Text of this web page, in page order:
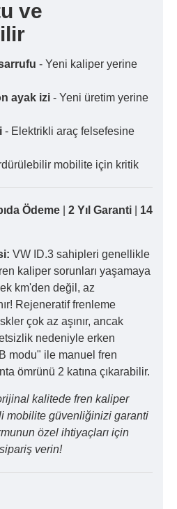
ve
- Yeni kaliper yerine
ayak izi - Yeni üretim yerine
- Elektrikli araç felsefesine
mobilite için kritik
Ödeme 2 Yıl Garanti
14
VW ID.3 sahipleri genellikle
kaliper sorunları yaşamaya
km'den değil, az
Rejeneratif frenleme
çok az aşınır, ancak
nedeniyle erken
modu" ile manuel fren
ömrünü 2 katına çıkarabilir.
kalitede fren kaliper
mobilite güvenliğinizi garanti
özel ihtiyaçları için
verin!